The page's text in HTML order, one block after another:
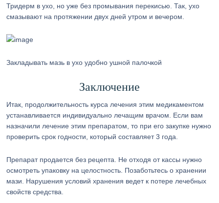
Тридерм в ухо, но уже без промывания перекисью. Так, ухо
смазывают на протяжении двух дней утром и вечером.
Закладывать мазь в ухо удобно ушной палочкой
Заключение
Итак, продолжительность курса лечения этим медикаментом
устанавливается индивидуально лечащим врачом. Если вам
назначили лечение этим препаратом, то при его закупке нужно
проверить срок годности, который составляет 3 года.
Препарат продается без рецепта. Не отходя от кассы нужно
осмотреть упаковку на целостность. Позаботьтесь о хранении
мази. Нарушения условий хранения ведет к потере лечебных
свойств средства.